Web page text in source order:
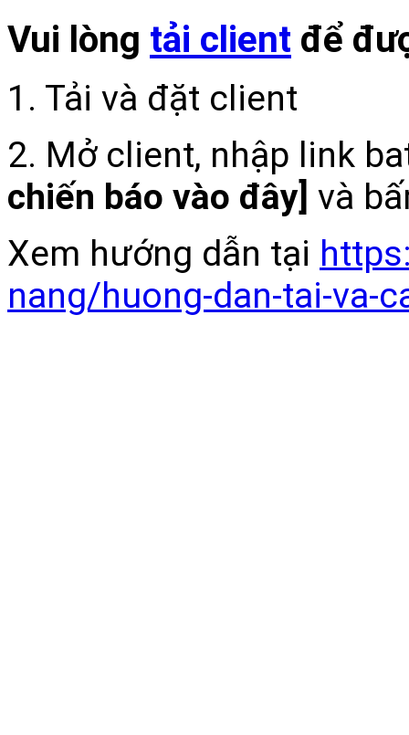
Vui lòng tải client để
1. Tải và đặt client
2. Mở client, nhập link
chiến báo vào đây] và
Xem hướng dẫn tại
nang/huong-dan-tai-va-